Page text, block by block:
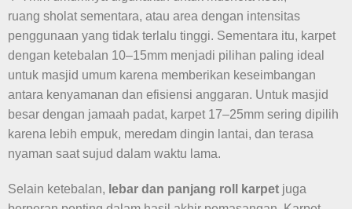
ruang sholat sementara, atau area dengan intensitas
penggunaan yang tidak terlalu tinggi. Sementara itu, karpet
dengan ketebalan 10–15mm menjadi pilihan paling ideal
untuk masjid umum karena memberikan keseimbangan
antara kenyamanan dan efisiensi anggaran. Untuk masjid
besar dengan jamaah padat, karpet 17–25mm sering dipilih
karena lebih empuk, meredam dingin lantai, dan terasa
nyaman saat sujud dalam waktu lama.
Selain ketebalan, lebar dan panjang roll karpet juga